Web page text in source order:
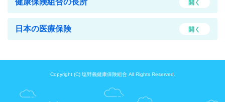
健康保険組合の長所 開く
日本の医療保険 開く
Copyright (C) 塩野義健康保険組合 All Rights Reserved.